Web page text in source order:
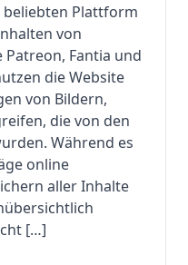
beliebten Plattform
von
Fantia und
die Website
von Bildern,
die von den
Während es
online
aller Inhalte
[…]